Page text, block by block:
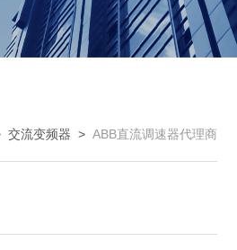
交流变频器 > ABB直流调速器代理商